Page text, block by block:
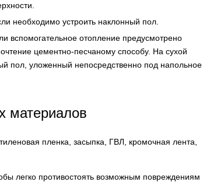
необходимо устроить наклонный пол.
вспомогательное отопление предусмотрено
цементно-песчаному способу. На сухой
пол, уложенный непосредственно под напольное
материалов
пленка, засыпка, ГВЛ, кромочная лента,
легко противостоять возможным повреждениям